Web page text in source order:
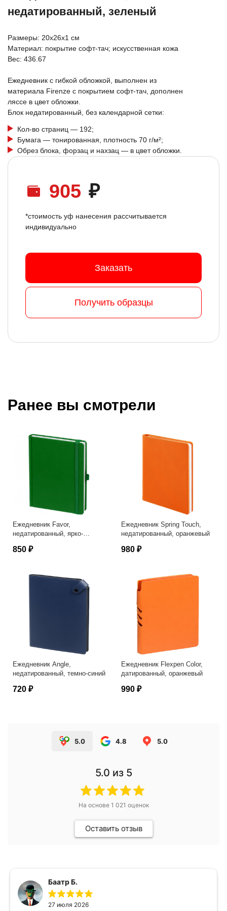
недатированный, зеленый
Размеры: 20x26x1 см
Материал: покрытие софт-тач; искусственная кожа
Вес: 436.67
Ежедневник с гибкой обложкой, выполнен из
материала Firenze с покрытием софт-тач, дополнен
ляссе в цвет обложки.
Блок недатированный, без календарной сетки:
Кол-во страниц — 192;
Бумага — тонированная, плотность 70 г/м²;
Обрез блока, форзац и нахзац — в цвет обложки.
905 ₽
*стоимость уф нанесения рассчитывается
индивидуально
Заказать
Получить образцы
Ранее вы смотрели
Ежедневник Favor,
недатированный, ярко-
850 ₽
Ежедневник Spring Touch,
недатированный, оранжевый
980 ₽
Ежедневник Angle,
недатированный, темно-синий
720 ₽
Ежедневник Flexpen Color,
датированный, оранжевый
990 ₽
5.0 4.8 5.0
5.0 из 5
На основе 1 021 оценок
Оставить отзыв
Баатр Б.
27 июля 2026